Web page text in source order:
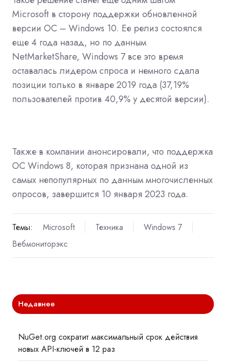
Microsoft в сторону поддержки обновленной
версии OC – Windows 10. Ее релиз состоялся
еще 4 года назад, но по данным
NetMarketShare, Windows 7 все это время
оставалась лидером спроса и немного сдала
позиции только в январе 2019 года (37,19%
пользователей против 40,9% у десятой версии).
Также в компании анонсировали, что поддержка
ОС Windows 8, которая признана одной из
самых непопулярных по данным многочисленных
опросов, завершится 10 января 2023 года.
Темы: Microsoft Техника
Windows 7
Вебмониторэкс
Недавнее
NuGet.org сократит максимальный срок действия
новых API-ключей в 12 раз